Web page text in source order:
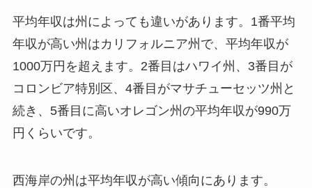
平均年収は州によっても違いがあります。1番平均
年収が高い州はカリフォルニア州で、平均年収が
1000万円を超えます。2番目はハワイ州、3番目が
コロンビア特別区、4番目がマサチューセッツ州と
続き、5番目に高いオレゴン州の平均年収が990万
円くらいです。
西海岸の州は平均年収が高い傾向にあります。